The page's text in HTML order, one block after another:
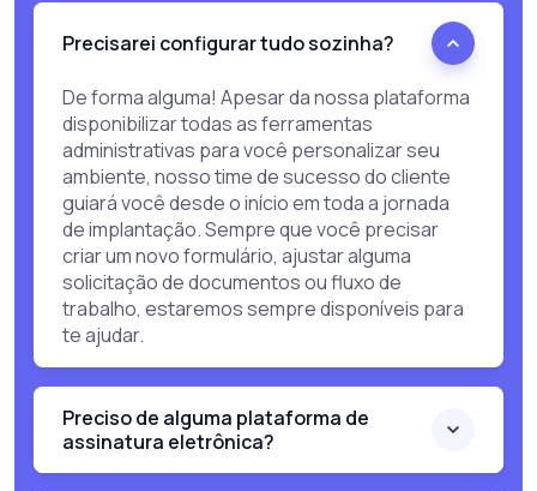
Precisarei configurar tudo sozinha?
De forma alguma! Apesar da nossa plataforma
disponibilizar todas as ferramentas
administrativas para você personalizar seu
ambiente, nosso time de sucesso do cliente
guiará você desde o início em toda a jornada
de implantação. Sempre que você precisar
criar um novo formulário, ajustar alguma
solicitação de documentos ou fluxo de
trabalho, estaremos sempre disponíveis para
te ajudar.
Preciso de alguma plataforma de
assinatura eletrônica?